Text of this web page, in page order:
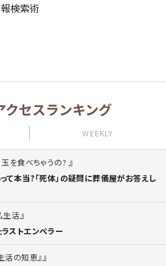
検索術
クセスランキング
WEEKLY
を食べちゃうの?
て本当?「死体」の疑問に葬儀屋がお答えし
生活
ストエンペラー
活の知恵』